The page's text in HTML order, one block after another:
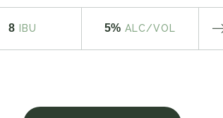
8 IBU 5% ALC/VOL